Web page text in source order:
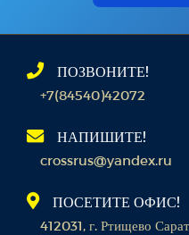
ПОЗВОНИТЕ!
+7(84540)42072
НАПИШИТЕ!
crossrus@yandex.ru
ПОСЕТИТЕ ОФИС!
412031, г. Ртищево